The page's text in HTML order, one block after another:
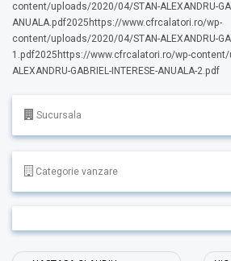
content/uploads/2020/04/STAN-ALEXANDRU-
ANUALA.pdf2025https://www.cfrcalatori.ro/wp-
content/uploads/2020/04/STAN-ALEXANDRU-
1.pdf2025https://www.cfrcalatori.ro/wp-
ALEXANDRU-GABRIEL-INTERESE-ANUALA-2.pdf
Sucursala
Categorie vanzare